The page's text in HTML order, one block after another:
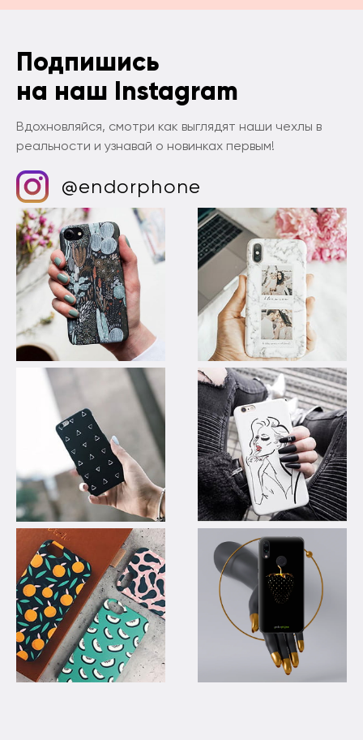
Подпишись
на наш Instagram
Вдохновляйся, смотри как выглядят наши чехлы в
реальности и узнавай о новинках первым!
@endorphone